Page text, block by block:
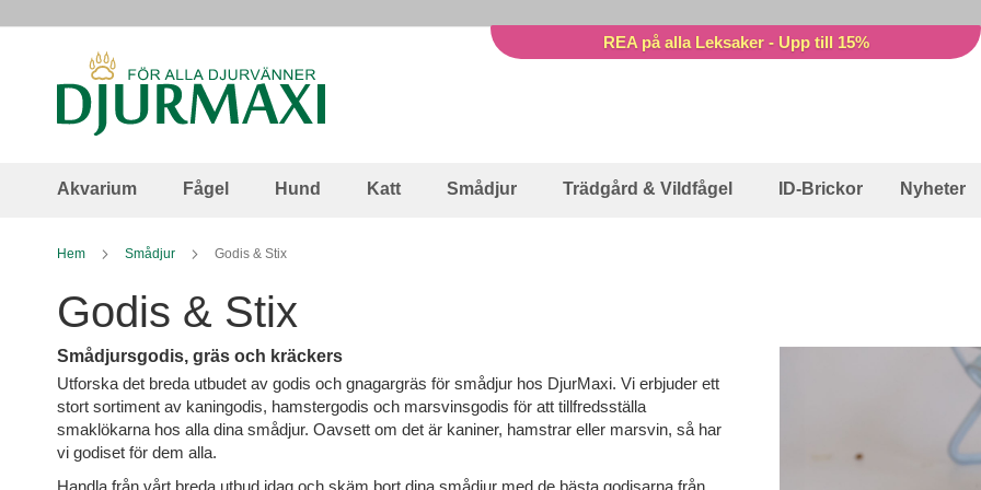
REA på alla Leksaker - Upp till 15%
Akvarium Fågel Hund Katt Smådjur Trädgård & Vildfågel ID-Brickor Nyheter
Hem Smådjur Godis & Stix
Godis & Stix
Smådjursgodis, gräs och kräckers
Utforska det breda utbudet av godis och gnagargräs för smådjur hos DjurMaxi. Vi erbjuder ett
stort sortiment av kaningodis, hamstergodis och marsvinsgodis för att tillfredsställa
smaklökarna hos alla dina smådjur. Oavsett om det är kaniner, hamstrar eller marsvin, så har
vi godiset för dem alla.
Handla från vårt breda utbud idag och skäm bort dina smådjur med de bästa godisarna från